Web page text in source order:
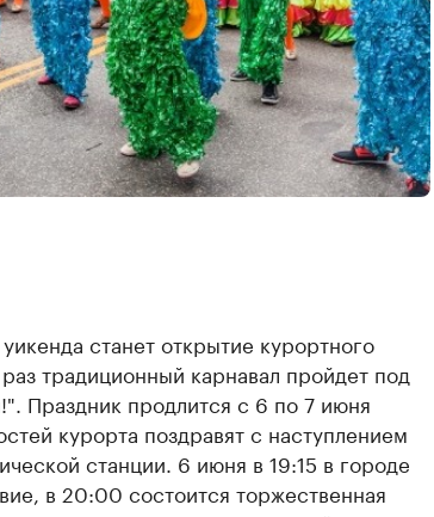
станет открытие курортного
традиционный карнавал пройдет под
Праздник продлится с 6 по 7 июня
курорта поздравят с наступлением
станции. 6 июня в 19:15 в городе
в 20:00 состоится торжественная